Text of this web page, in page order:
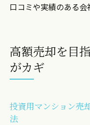
口コミや実績のある会
高額売却を目
がカギ
投資用マンション売
法